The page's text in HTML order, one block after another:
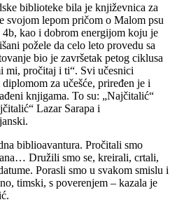
biblioteke bila je književnica za
svojom lepom pričom o Malom psu
kao i dobrom energijom koju je
požele da celo leto provedu sa
bio je završetak petog ciklusa
mi, pročitaj i ti“. Svi učesnici
za učešće, priređen je i
knjigama. To su: „Najčitalić“
Lazar Sarapa i
biblioavantura. Pročitali smo
Družili smo se, kreirali, crtali,
Porasli smo u svakom smislu i
timski, s poverenjem – kazala je